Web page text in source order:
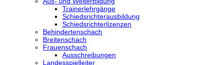
Trainerlehrgänge
Schiedsrichterausbildung
Schiedsrichterlizenzen
Behindertenschach
Breitenschach
Frauenschach
Ausschreibungen
Landesspielleiter